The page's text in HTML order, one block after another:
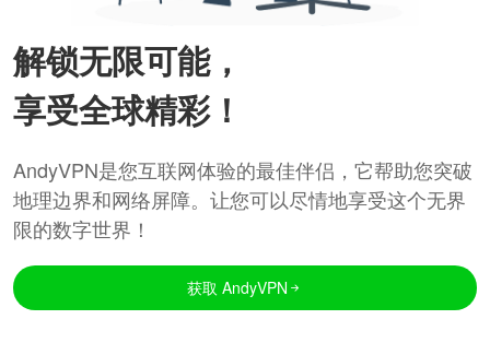
解锁无限可能，
享受全球精彩！
AndyVPN是您互联网体验的最佳伴侣，它帮助您突破
地理边界和网络屏障。让您可以尽情地享受这个无界
限的数字世界！
获取 AndyVPN